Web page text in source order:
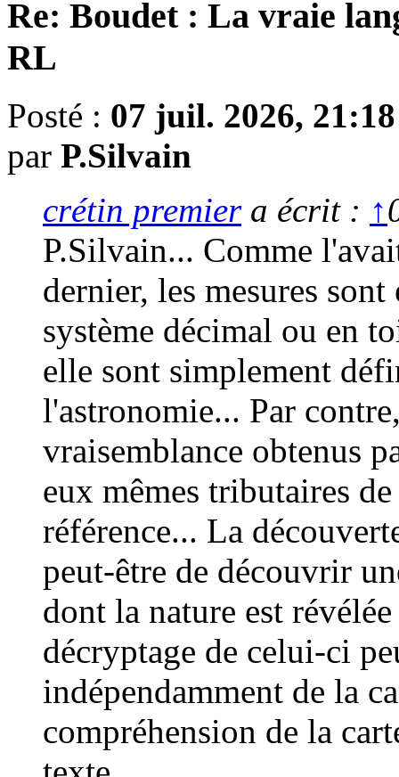
Re: Boudet : La vraie
RL
Posté : 07 juil. 2026, 21:18
par P.Silvain
crétin premiera écrit : ↑
P.Silvain... Comme
dernier, les mesures
système décimal ou en
elle sont simplement
l'astronomie... Par
vraisemblance obtenus
eux mêmes tributaires
référence... La
peut-être de découvrir
dont la nature est
décryptage de celui-ci
indépendamment de la
compréhension de la